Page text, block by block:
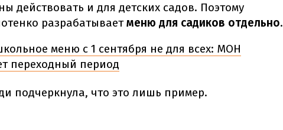
действовать и для детских садов. Поэтому
разрабатываетменю для садиков отдельно.
меню с 1 сентября не для всех: МОН
переходный период
подчеркнула, что это лишь пример.